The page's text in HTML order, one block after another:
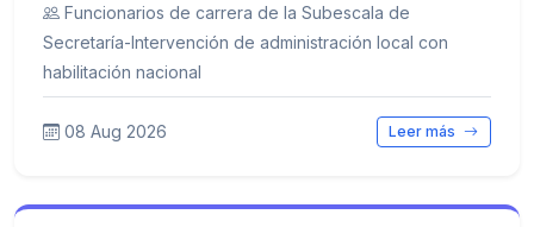
Funcionarios de carrera de la Subescala de
Secretaría-Intervención de administración local con
habilitación nacional
08 Aug 2026 Leer más